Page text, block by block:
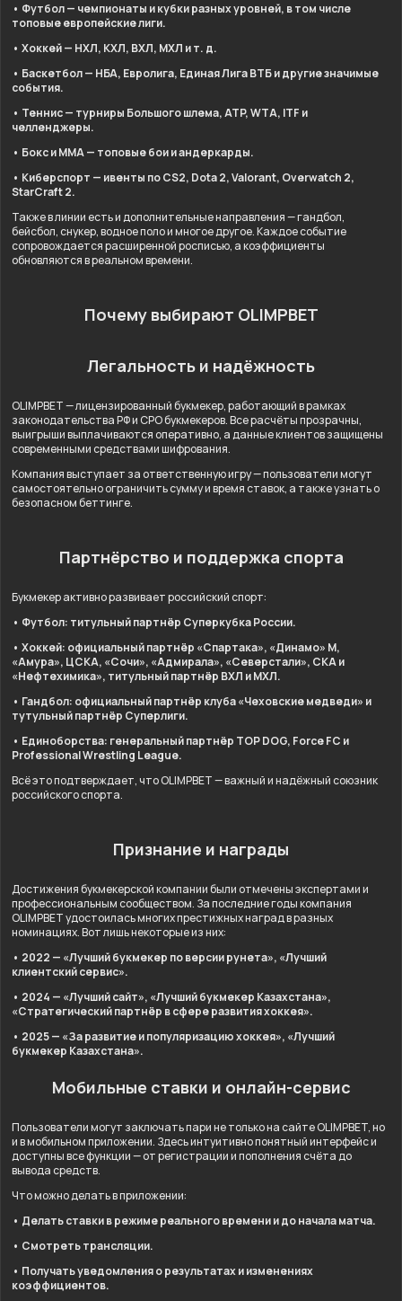
• Футбол — чемпионаты и кубки разных уровней, в том числе
топовые европейские лиги.
• Хоккей — НХЛ, КХЛ, ВХЛ, МХЛ и т. д.
• Баскетбол — НБА, Евролига, Единая Лига ВТБ и другие значимые
события.
• Теннис — турниры Большого шлема, ATP, WTA, ITF и
челленджеры.
• Бокс и ММА — топовые бои и андеркарды.
• Киберспорт — ивенты по CS2, Dota 2, Valorant, Overwatch 2,
StarCraft 2.
Также в линии есть и дополнительные направления — гандбол,
бейсбол, снукер, водное поло и многое другое. Каждое событие
сопровождается расширенной росписью, а коэффициенты
обновляются в реальном времени.
Почему выбирают OLIMPBET
Легальность и надёжность
OLIMPBET — лицензированный букмекер, работающий в рамках
законодательства РФ и СРО букмекеров. Все расчёты прозрачны,
выигрыши выплачиваются оперативно, а данные клиентов защищены
современными средствами шифрования.
Компания выступает за ответственную игру — пользователи могут
самостоятельно ограничить сумму и время ставок, а также узнать о
безопасном беттинге.
Партнёрство и поддержка спорта
Букмекер активно развивает российский спорт:
• Футбол: титульный партнёр Суперкубка России.
• Хоккей: официальный партнёр «Спартака», «Динамо» М,
«Амура», ЦСКА, «Сочи», «Адмирала», «Северстали», СКА и
«Нефтехимика», титульный партнёр ВХЛ и МХЛ.
• Гандбол: официальный партнёр клуба «Чеховские медведи» и
тутульный партнёр Суперлиги.
• Единоборства: генеральный партнёр TOP DOG, Force FC и
Professional Wrestling League.
Всё это подтверждает, что OLIMPBET — важный и надёжный союзник
российского спорта.
Признание и награды
Достижения букмекерской компании были отмечены экспертами и
профессиональным сообществом. За последние годы компания
OLIMPBET удостоилась многих престижных наград в разных
номинациях. Вот лишь некоторые из них:
• 2022 — «Лучший букмекер по версии рунета», «Лучший
клиентский сервис».
• 2024 — «Лучший сайт», «Лучший букмекер Казахстана»,
«Стратегический партнёр в сфере развития хоккея».
• 2025 — «За развитие и популяризацию хоккея», «Лучший
букмекер Казахстана».
Мобильные ставки и онлайн-сервис
Пользователи могут заключать пари не только на сайте OLIMPBET, но
и в мобильном приложении. Здесь интуитивно понятный интерфейс и
доступны все функции — от регистрации и пополнения счёта до
вывода средств.
Что можно делать в приложении:
• Делать ставки в режиме реального времени и до начала матча.
• Смотреть трансляции.
• Получать уведомления о результатах и изменениях
коэффициентов.